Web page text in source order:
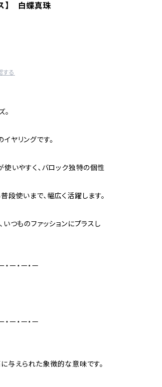
】 白蝶真珠
する
。
ヤリングです。
使いやすく、バロック独特の個性
使いまで、幅広く活躍します。
つものファッションにプラスし
・ー・ー・ー
・ー・ー・ー
与えられた象徴的な意味です。